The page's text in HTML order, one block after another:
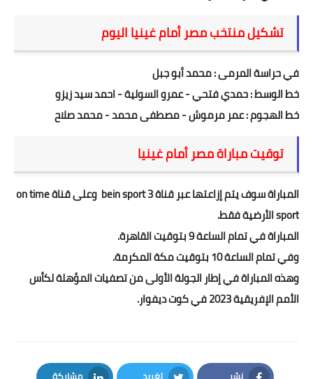
تشكيل منتخب مصر أمام غينيا اليوم
في حراسة المرمى : محمد أبو جبل
خط الوسط : حمدي فتحي - عمرو السولية - احمد سيد زيزو
خط الهجوم : عمر مرموش - مصطفى محمد - محمد صلاح
توقيت مباراة مصر أمام غينيا
المباراة سوف يتم إزاعتها عبر قناة bein sport 3 وعلى قناة on time
sport الأرضية فقط.
المباراة في تمام الساعة 9 بتوقيت القاهرة.
وفي تمام الساعة 10 بتوقيت مكة المكرمة.
وهذه المباراة في إطار الجولة الأولى من تصفيات المؤهلة لكأس
الأمم الإفريقية 2023 في كوت ديفوار.